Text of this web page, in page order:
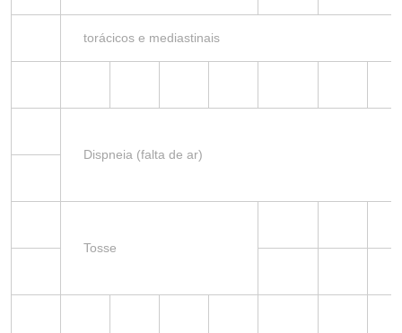
torácicos e mediastinais
Dispneia (falta de ar)
Tosse